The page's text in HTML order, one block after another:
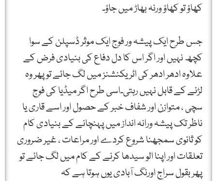
کھاؤ تو کھاؤ ورنہ بھاڑ میں جاؤ۔
جس طرح ایک پیشہ ور فوج ایک موثر ڈسپلن کے سوا
کچھ نہیں اور اگر اس کا دل دفاع کی بنیادی فرض کے
علاوہ ادھر ادھر کی اٹریکنشنز میں لگ جائے تو پھر وہ
لڑنے کے قابل نہیں رہتی۔اسی طرح اگر میڈیا کی فوج
سچی ، متوازن اور شفاف خبر کے حصول اور اسے قاری یا
ناظر تک پیشہ ورانہ انداز میں پہنچانے کے بنیادی کام
کو ثانوی سمجھنا شروع کردے اور مراعات ، غیر ضروری
تعلقات اور اپنا الو سیدھا کرنے کے کام میں لگ جائے تو
پھر بقول سراج اورنگ آبادی یوں ہوتا ہے کہ